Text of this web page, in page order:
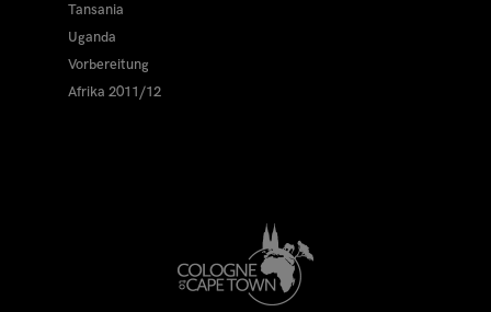
Tansania
Uganda
Vorbereitung
Afrika 2011/12